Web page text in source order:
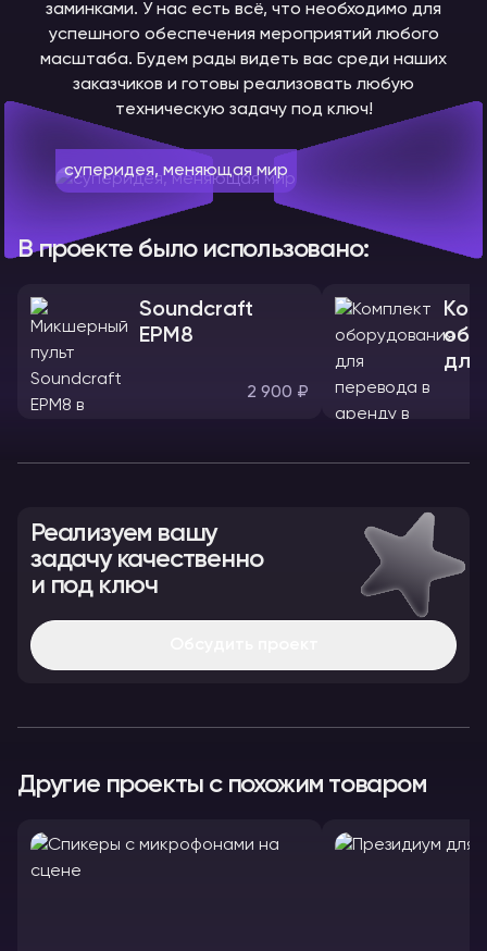
заминками. У нас есть всё, что необходимо для
успешного обеспечения мероприятий любого
масштаба. Будем рады видеть вас среди наших
заказчиков и готовы реализовать любую
техническую задачу под ключ!
суперидея, меняющая мир
В проекте было использовано:
Soundcraft
EPM8
2 900 ₽
Реализуем вашу
задачу качественно
и под ключ
Другие проекты с похожим товаром